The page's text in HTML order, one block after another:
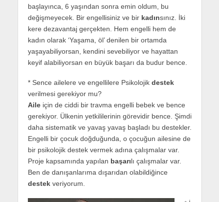
başlayınca, 6 yaşından sonra emin oldum, bu
değişmeyecek. Bir engellisiniz ve bir kadınsınız. İki
kere dezavantaj gerçekten. Hem engelli hem de
kadın olarak ‘Yaşama, öl’ denilen bir ortamda
yaşayabiliyorsan, kendini sevebiliyor ve hayattan
keyif alabiliyorsan en büyük başarı da budur bence.
* Sence ailelere ve engellilere Psikolojik destek
verilmesi gerekiyor mu?
Aileiçin de ciddi bir travma engelli bebek ve bence
gerekiyor. Ülkenin yetkililerinin görevidir bence. Şimdi
daha sistematik ve yavaş yavaş başladı bu destekler.
Engelli bir çocuk doğduğunda, o çocuğun ailesine de
bir psikolojik destek vermek adına çalışmalar var.
Proje kapsamında yapılan başarılı çalışmalar var.
Ben de danışanlarıma dışarıdan olabildiğince
destekveriyorum.